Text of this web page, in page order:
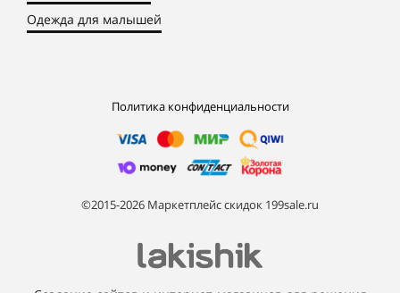
Одежда для малышей
Политика конфиденциальности
©2015-2026 Маркетплейс скидок 199sale.ru